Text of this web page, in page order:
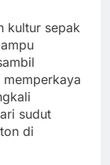
kultur sepak
sudut
di